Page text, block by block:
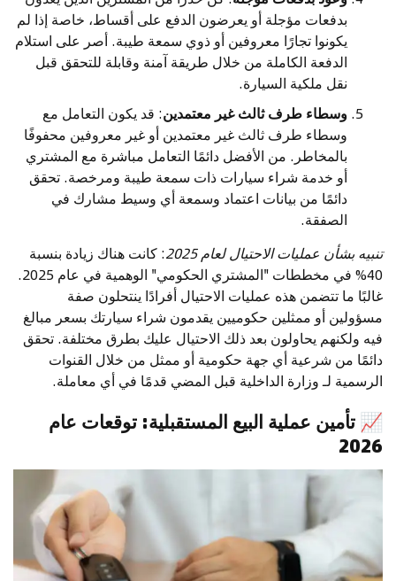
بدفعات مؤجلة أو يعرضون الدفع على أقساط، خاصة إذا لم
يكونوا تجارًا معروفين أو ذوي سمعة طيبة. أصر على استلام
الدفعة الكاملة من خلال طريقة آمنة وقابلة للتحقق قبل
نقل ملكية السيارة.
وسطاء طرف ثالث غير معتمدين: قد يكون التعامل مع
وسطاء طرف ثالث غير معتمدين أو غير معروفين محفوفًا
بالمخاطر. من الأفضل دائمًا التعامل مباشرة مع المشتري
أو خدمة شراء سيارات ذات سمعة طيبة ومرخصة. تحقق
دائمًا من بيانات اعتماد وسمعة أي وسيط مشارك في
الصفقة.
تنبيه بشأن عمليات الاحتيال لعام 2025
: كانت هناك زيادة بنسبة
40% في مخططات "المشتري الحكومي" الوهمية في عام 2025.
غالبًا ما تتضمن هذه عمليات الاحتيال أفرادًا ينتحلون صفة
مسؤولين أو ممثلين حكوميين يقدمون شراء سيارتك بسعر مبالغ
فيه ولكنهم يحاولون بعد ذلك الاحتيال عليك بطرق مختلفة. تحقق
دائمًا من شرعية أي جهة حكومية أو ممثل من خلال القنوات
الرسمية لـ وزارة الداخلية قبل المضي قدمًا في أي معاملة.
📈 تأمين عملية البيع المستقبلية: توقعات عام
2026